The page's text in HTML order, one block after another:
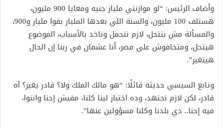
وأضاف الرئيس: “لو موازنتي مليار جنيه ومعايا 900 مليون،
هستلف 100 مليون، والسنة اللي بعدها المليار بقوا مليار و900،
والمسألة مش بتتحل، لازم نتحمل وناخد بالأسباب، الموضوع
هيتحل، ومتخافوش على مصر، أنا عشمان في ربنا إن الحال
هيتغير”.
وتابع السيسي حديثه قائلًا: “هو مالك الملك ولا؟ قادر يغير؟ آه
قادر، لكن لازم نجتهد، وده اختبار لينا كلنا، مفيش إحنا وانتوا،
فيه إحنا.. دي بلدنا وكلنا مسؤولين عنها”.